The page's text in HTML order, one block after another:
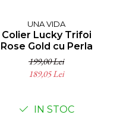
UNA VIDA
Colier Lucky Trifoi
Rose Gold cu Perla
199,00 Lei
189,05 Lei
IN STOC